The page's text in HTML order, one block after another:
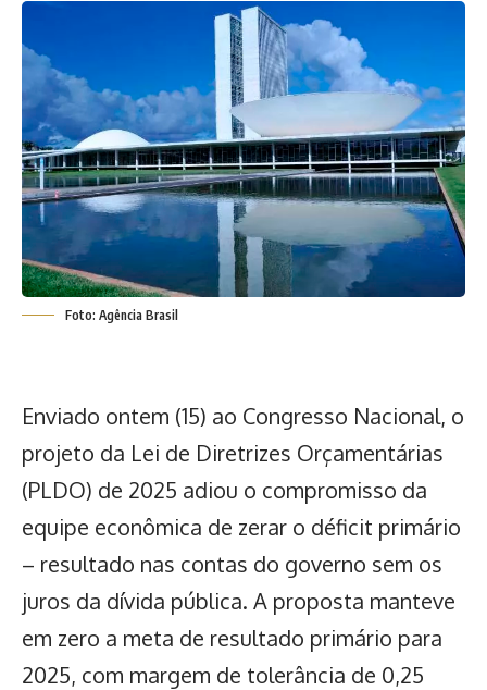
Foto: Agência Brasil
Enviado ontem (15) ao Congresso Nacional, o
projeto da Lei de Diretrizes Orçamentárias
(PLDO) de 2025 adiou o compromisso da
equipe econômica de zerar o déficit primário
– resultado nas contas do governo sem os
juros da dívida pública. A proposta manteve
em zero a meta de resultado primário para
2025, com margem de tolerância de 0,25